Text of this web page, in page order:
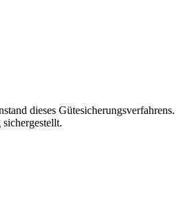
dieses Gütesicherungsverfahrens.